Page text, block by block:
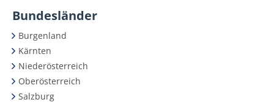
Bundesländer
Burgenland
Kärnten
Niederösterreich
Oberösterreich
Salzburg